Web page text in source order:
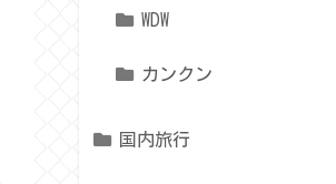
WDW
カンクン
国内旅行